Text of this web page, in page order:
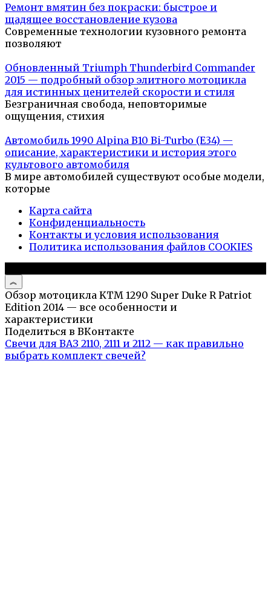
Ремонт вмятин без покраски: быстрое и
щадящее восстановление кузова
Современные технологии кузовного ремонта
позволяют
Обновленный Triumph Thunderbird Commander
2015 — подробный обзор элитного мотоцикла
для истинных ценителей скорости и стиля
Безграничная свобода, неповторимые
ощущения, стихия
Автомобиль 1990 Alpina B10 Bi-Turbo (E34) —
описание, характеристики и история этого
культового автомобиля
В мире автомобилей существуют особые модели,
которые
Карта сайта
Конфиденциальность
Контакты и условия использования
Политика использования файлов COOKIES
Обзор мотоцикла KTM 1290 Super Duke R Patriot
Edition 2014 — все особенности и
характеристики
Поделиться в ВКонтакте
Свечи для ВАЗ 2110, 2111 и 2112 — как правильно
выбрать комплект свечей?